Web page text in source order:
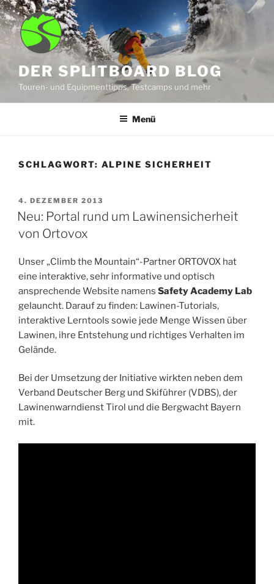
Zum
Inhalt
springen
DER SPLITBOARD BLOG
Touren- und Equipmenttipps, Testcamps und mehr
Menü
SCHLAGWORT: ALPINE SICHERHEIT
VERÖFFENTLICHT
AM
4. DEZEMBER 2013
Neu: Portal rund um Lawinensicherheit
von Ortovox
Unser „Climb the Mountain“-Partner ORTOVOX hat
eine interaktive, sehr informative und optisch
ansprechende Website namens Safety Academy Lab
gelauncht. Darauf zu finden: Lawinen-Tutorials,
interaktive Lerntools sowie jede Menge Wissen über
Lawinen, ihre Entstehung und richtiges Verhalten im
Gelände.
Bei der Umsetzung der Initiative wirkten neben dem
Verband Deutscher Berg und Skiführer (VDBS), der
Lawinenwarndienst Tirol und die Bergwacht Bayern
mit.